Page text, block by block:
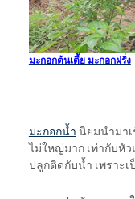
มะกอกต้นเตี้ย มะกอกฝรั่ง
มะกอกน้ำ นิยมนำมา
ไม่ใหญ่มาก เท่ากับหั
ปลูกติดกับน้ำ เพราะ